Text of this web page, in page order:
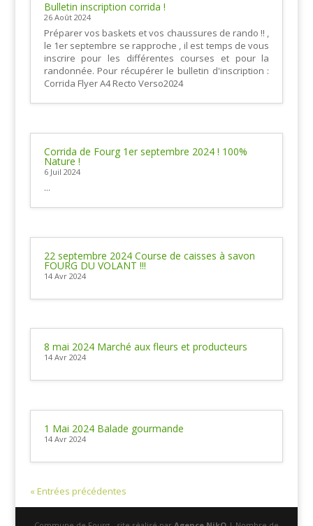
Bulletin inscription corrida !
26 Août 2024
Préparer vos baskets et vos chaussures de rando !! ,
le 1er septembre se rapproche , il est temps de vous
inscrire pour les différentes courses et pour la
randonnée. Pour récupérer le bulletin d'inscription :
Corrida Flyer A4 Recto Verso2024
Corrida de Fourg 1er septembre 2024 ! 100%
Nature !
6 Juil 2024
...
22 septembre 2024 Course de caisses à savon
FOURG DU VOLANT !!!
14 Avr 2024
8 mai 2024 Marché aux fleurs et producteurs
14 Avr 2024
1 Mai 2024 Balade gourmande
14 Avr 2024
« Entrées précédentes